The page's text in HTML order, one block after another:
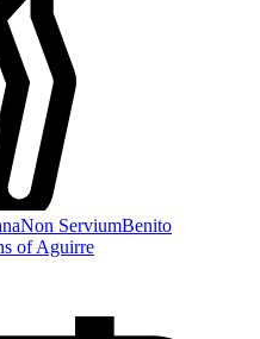
Non ServiumBenito
of Aguirre